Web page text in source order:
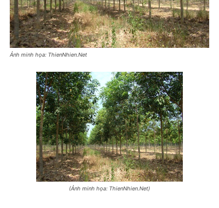
Ảnh minh họa: ThienNhien.Net
(Ảnh minh họa: ThienNhien.Net)